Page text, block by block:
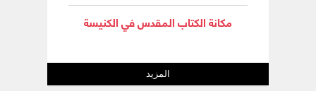
مكانة الكتاب المقدس في الكنيسة
المزيد